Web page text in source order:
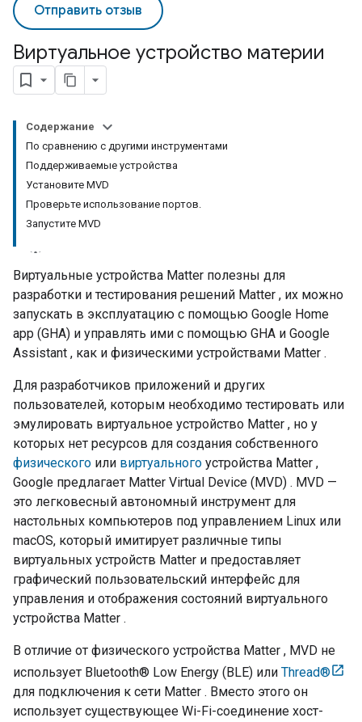
Отправить отзыв
Виртуальное устройство материи
Содержание
По сравнению с другими инструментами
Поддерживаемые устройства
Установите MVD
Проверьте использование портов.
Запустите MVD
Виртуальные устройства Matter полезны для
разработки и тестирования решений Matter , их можно
запускать в эксплуатацию с помощью Google Home
app (GHA) и управлять ими с помощью GHA и Google
Assistant , как и физическими устройствами Matter .
Для разработчиков приложений и других
пользователей, которым необходимо тестировать или
эмулировать виртуальное устройство Matter , но у
которых нет ресурсов для создания собственного
физического или виртуального устройства Matter ,
Google предлагает Matter Virtual Device (MVD) . MVD —
это легковесный автономный инструмент для
настольных компьютеров под управлением Linux или
macOS, который имитирует различные типы
виртуальных устройств Matter и предоставляет
графический пользовательский интерфейс для
управления и отображения состояний виртуального
устройства Matter .
В отличие от физического устройства Matter , MVD не
использует Bluetooth® Low Energy (BLE) или Thread®
для подключения к сети Matter . Вместо этого он
использует существующее Wi-Fi-соединение хост-